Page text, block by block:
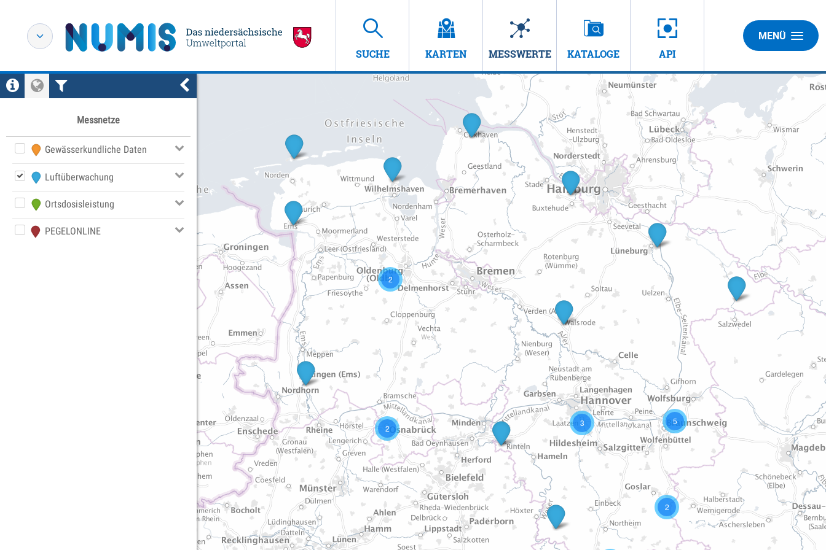
SUCHE KARTEN MESSWERTE KATALOGE API
MENÜ